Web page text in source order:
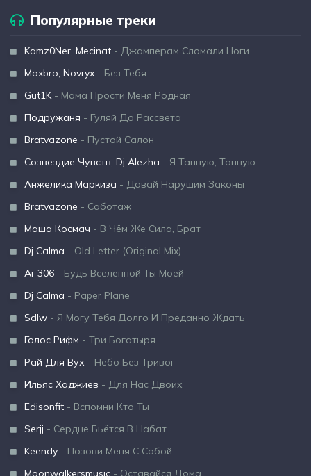
Популярные треки
Kamz0Ner, Mecinat - Джамперам Сломали Ноги
Maxbro, Novryx - Без Тебя
Gut1K- Мама Прости Меня Родная
Подружаня - Гуляй До Рассвета
Bratvazone - Пустой Салон
Созвездие Чувств, Dj Alezha - Я Танцую, Танцую
Анжелика Маркиза - Давай Нарушим Законы
Bratvazone - Саботаж
Маша Космач - В Чём Же Сила, Брат
Dj Calma - Old Letter (Original Mix)
Ai-306 - Будь Вселенной Ты Моей
Dj Calma - Paper Plane
Sdlw - Я Могу Тебя Долго И Преданно Ждать
Голос Рифм - Три Богатыря
Рай Для Вух - Небо Без Тривог
Ильяс Хаджиев - Для Нас Двоих
Edisonfit - Вспомни Кто Ты
Serjj - Сердце Бьётся В Набат
Keendy - Позови Меня С Собой
Moonwalkersmusic - Оставайся Дома